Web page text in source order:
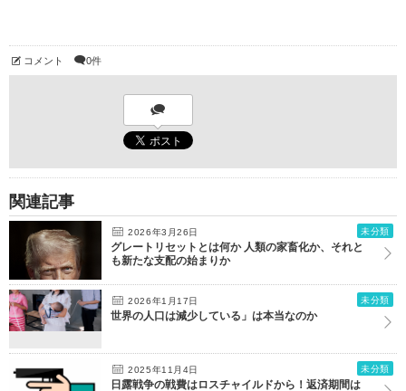
コメント 0件
関連記事
2026年3月26日 未分類
グレートリセットとは何か 人類の家畜化か、それと
も新たな支配の始まりか
2026年1月17日 未分類
世界の人口は減少している」は本当なのか
2025年11月4日 未分類
日露戦争の戦費はロスチャイルドから！返済期間は